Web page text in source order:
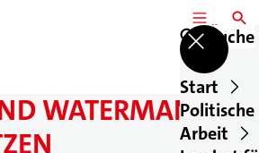
MENÜSuche
Start
Politische
Arbeit
WATERMANN